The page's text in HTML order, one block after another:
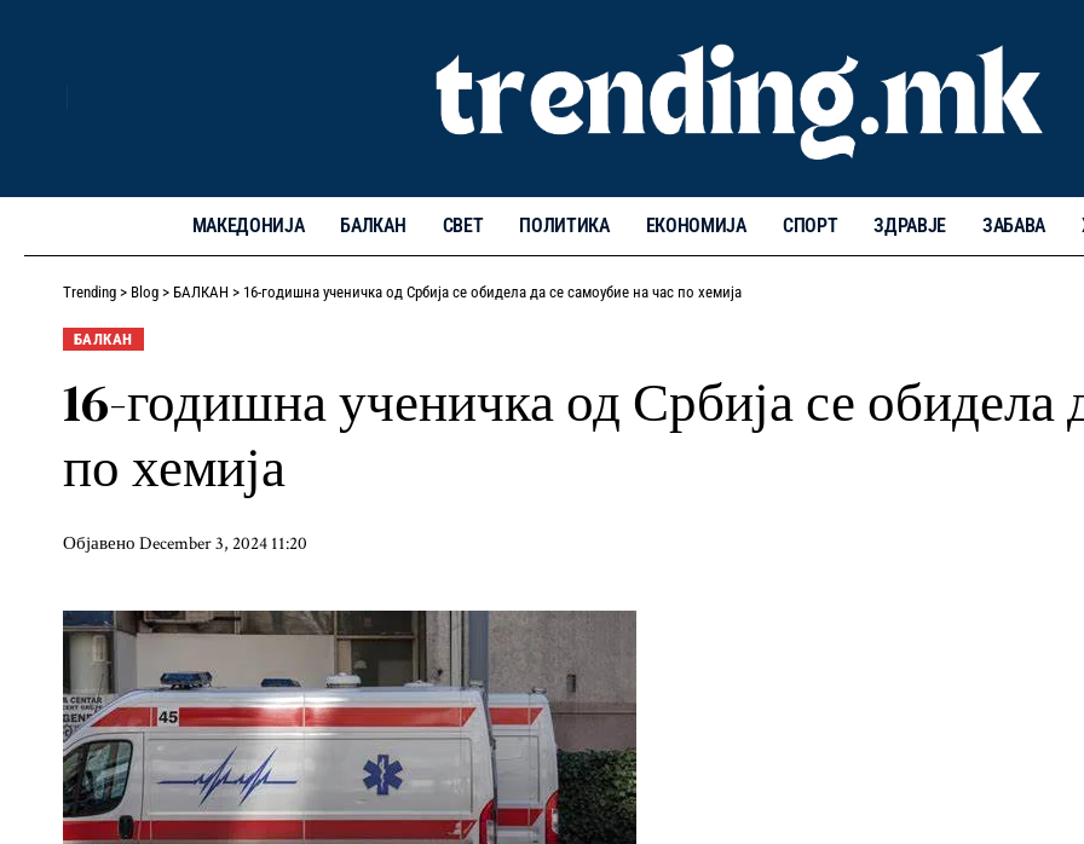
МАКЕДОНИЈА БАЛКАН СВЕТ ПОЛИТИКА ЕКОНОМИЈА СПОРТ ЗДРАВЈЕ ЗАБАВА
Trending > Blog > БАЛКАН > 16-годишна ученичка од Србија се обидела да се самоубие на час по хемија
БАЛКАН
16-годишна ученичка од Србија се обидела
по хемија
Објавено December 3, 2024 11:20